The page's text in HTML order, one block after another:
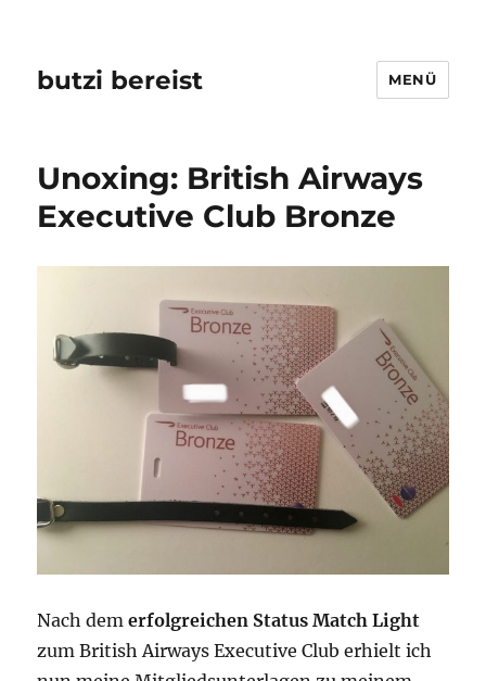
butzi bereist MENÜ
Unoxing: British Airways
Executive Club Bronze
Nach demerfolgreichen Status Match Light
zum British Airways Executive Club erhielt ich